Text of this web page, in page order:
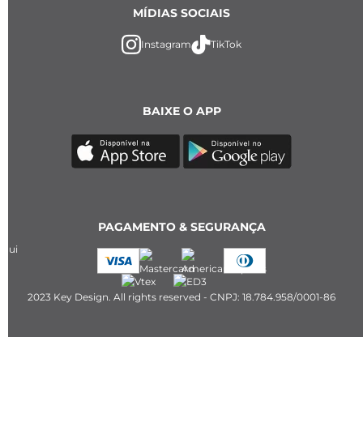
BAIXE O APP
MÍDIAS SOCIAIS
Instagram TikTok
PAGAMENTO & SEGURANÇA
2023 Key Design. All rights reserved - CNPJ: 18.784.958/0001-86